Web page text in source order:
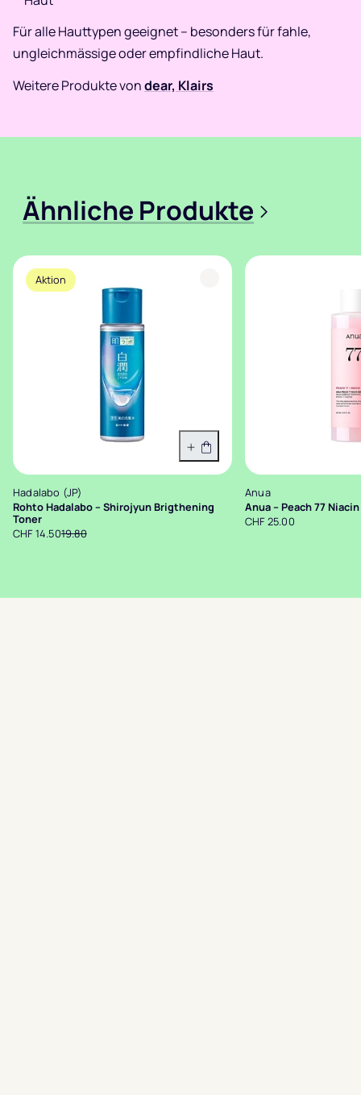
Für alle Hauttypen geeignet – besonders für fahle,
ungleichmässige oder empfindliche Haut.
Weitere Produkte vondear, Klairs
Ähnliche Produkte >
Aktion
In den Warenkorb
Hadalabo (JP)
Rohto Hadalabo – Shirojyun Brigthening
Toner
CHF 14.5019.80
Anua
Anua – Peach 77
CHF 25.00